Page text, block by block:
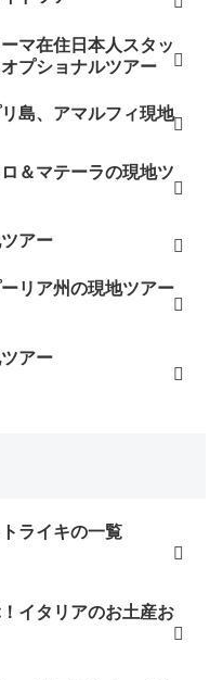
マ在住日本人スタッ
プショナルツアー
島、アマルフィ現地
＆マテーラの現地ツ
アー
リア州の現地ツアー
アー
ライキの一覧
イタリアのお土産お